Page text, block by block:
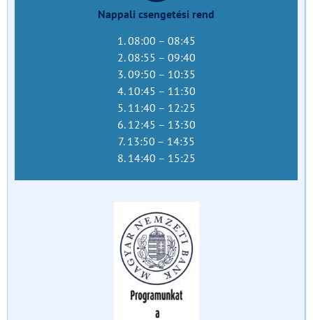
Nappali csengetési rend
1. 08:00 – 08:45
2. 08:55 – 09:40
3. 09:50 – 10:35
4. 10:45 – 11:30
5. 11:40 – 12:25
6. 12:45 – 13:30
7. 13:50 – 14:35
8. 14:40 – 15:25